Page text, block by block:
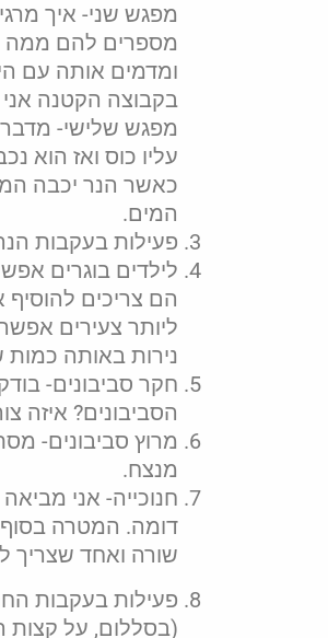
מפגש שני- איך
מספרים להם ממה
ומדמים אותה עם
בקבוצה הקטנה
מפגש שלישי-
עליו כוס ואז הוא
כאשר הנר יכבה
המים.
פעילות בעקבות
לילדים בוגרים
הם צריכים להוסיף או
ליותר צעירים
נירות באותה כמות שיצאה
חקר סביבונים-
הסביבונים? איזה
מרוץ סביבונים-
מנצח.
חנוכייה- אני
שורה ואחד שצריך
פעילות בעקבות
(בסללום, על קצות